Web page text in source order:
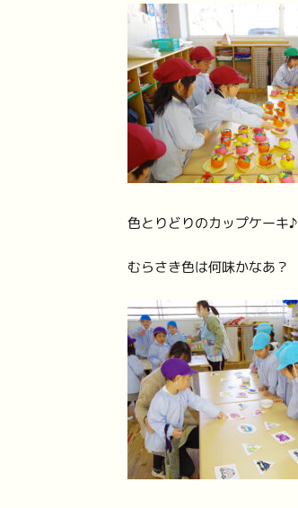
色とりどりのカップケーキ♪
むらさき色は何味かなあ？